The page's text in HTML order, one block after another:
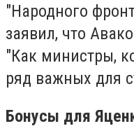
"Народного
заявил, что
"Как министры,
ряд важных для
Бонусы для